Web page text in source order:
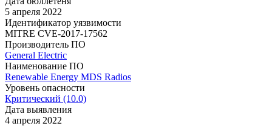
5 апреля 2022
Идентификатор уязвимости
MITRE CVE-2017-17562
Производитель ПО
General Electric
Наименование ПО
Renewable Energy MDS Radios
Уровень опасности
Критический (10.0)
Дата выявления
4 апреля 2022